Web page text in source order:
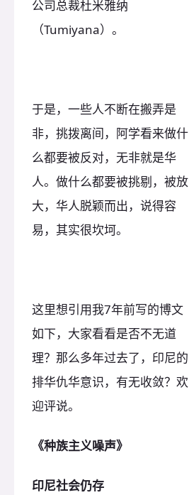
公司总裁杜米雅纳
（Tumiyana）。
于是，一些人不断在搬弄是
非，挑拨离间，阿学看来做什
么都要被反对，无非就是华
人。做什么都要被挑剔，被放
大，华人脱颖而出，说得容
易，其实很坎坷。
这里想引用我7年前写的博文
如下，大家看看是否不无道
理？那么多年过去了，印尼的
排华仇华意识，有无收敛？欢
迎评说。
《种族主义噪声》
印尼社会仍存